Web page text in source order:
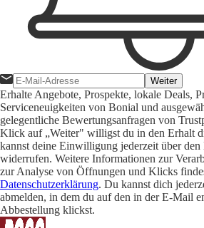
Weiter
Erhalte Angebote, Prospekte, lokale Deals,
Serviceneuigkeiten von Bonial und
gelegentliche Bewertungsanfragen von
Klick auf „Weiter" willigst du in den Erhalt
kannst deine Einwilligung jederzeit über
widerrufen. Weitere Informationen zur
zur Analyse von Öffnungen und Klicks
Datenschutzerklärung. Du kannst dich
abmelden, in dem du auf den in der E-Mail
Abbestellung klickst.